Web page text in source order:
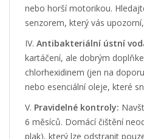
nebo horší motorikou.
senzorem, který vás
Antibakteriální ústní
kartáčení, ale dobrým
chlorhexidinem (jen na
nebo esenciální oleje, které
Pravidelné kontroly:
6 měsíců. Domácí čištění
plak), který lze odstranit